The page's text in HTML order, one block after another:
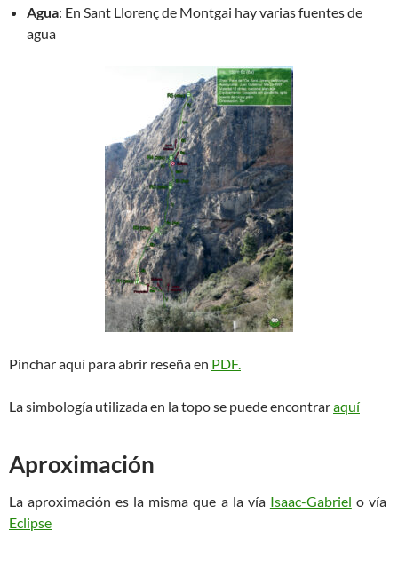
Agua: En Sant Llorenç de Montgai hay varias fuentes de
agua
Pinchar aquí para abrir reseña en PDF.
La simbología utilizada en la topo se puede encontraraquí
Aproximación
La aproximación es la misma que a la vía Isaac-Gabriel o vía
Eclipse